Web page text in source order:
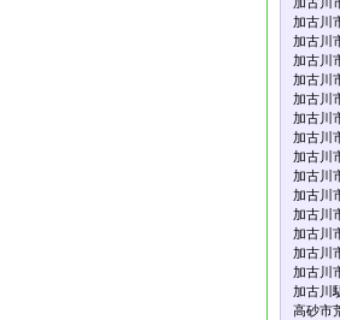
加古川
加古川
加古川
加古川
加古川
加古川
加古川
加古川
加古川
加古川
加古川
加古川
加古川
加古川
加古川
高砂市